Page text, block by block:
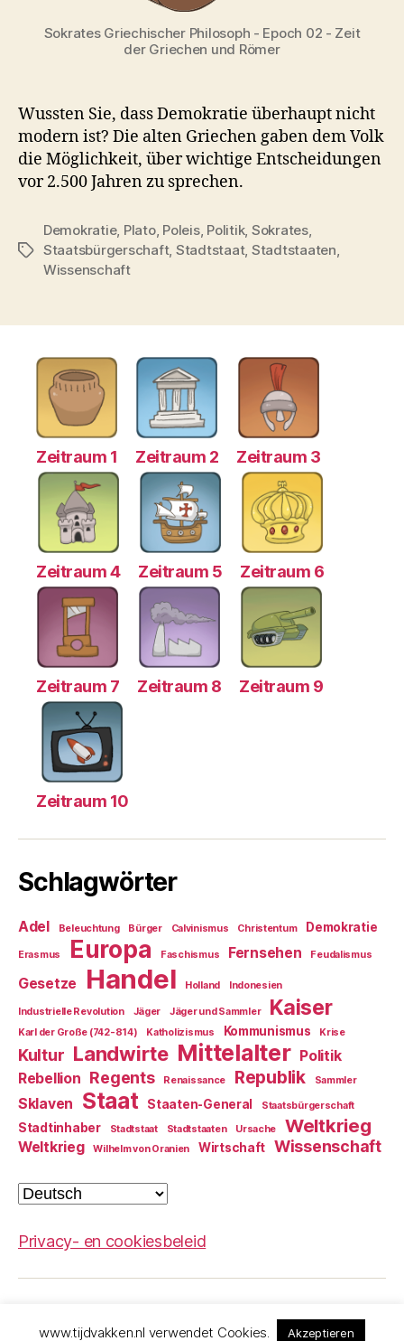
Sokrates Griechischer Philosoph - Epoch 02 - Zeit
der Griechen und Römer
Wussten Sie, dass Demokratie überhaupt nicht
modern ist? Die alten Griechen gaben dem Volk
die Möglichkeit, über wichtige Entscheidungen
vor 2.500 Jahren zu sprechen.
Schlagwörter
Demokratie, Plato, Poleis, Politik, Sokrates,
Staatsbürgerschaft, Stadtstaat, Stadtstaaten
Wissenschaft
Zeitraum 1 Zeitraum 2 Zeitraum 3
Zeitraum 4 Zeitraum 5 Zeitraum 6
Zeitraum 7 Zeitraum 8 Zeitraum 9
Zeitraum 10
Schlagwörter
Adel Beleuchtung Bürger Calvinismus Christentum Demokratie
Erasmus Europa Faschismus Fernsehen Feudalismus
Gesetze Handel Holland Indonesien
Industrielle Revolution Jäger Jäger und Sammler Kaiser
Karl der Große (742-814) Katholizismus Kommunismus Krise
Kultur Landwirte Mittelalter Politik
Rebellion Regents Renaissance Republik Sammler
Sklaven Staat Staaten-General Staatsbürgerschaft
Stadtinhaber Stadtstaat Stadtstaaten Ursache Weltkrieg
Weltkrieg Wilhelm von Oranien Wirtschaft Wissenschaft
Sprache
auswählen
Privacy- en cookiesbeleid
Nach oben
www.tijdvakken.nl verwendet Cookies. Akzeptieren